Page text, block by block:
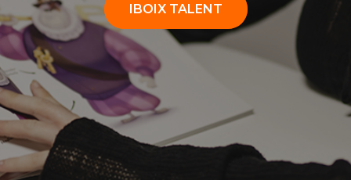
IBOIX TALENT